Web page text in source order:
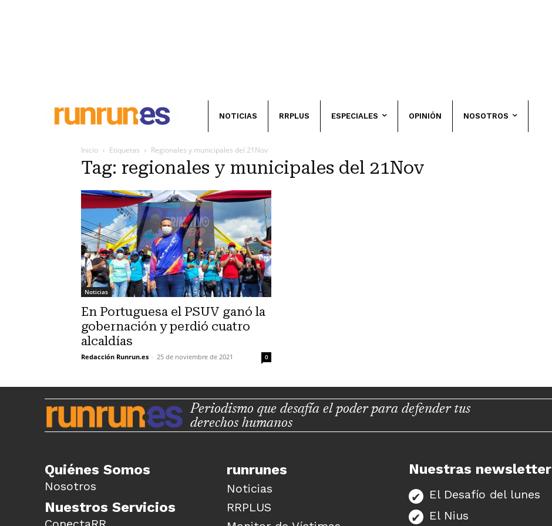
NOTICIAS RRPLUS ESPECIALES OPINIÓN NOSOTROS
Inicio Etiquetas Regionales y municipales del 21Nov
Tag: regionales y municipales del 21Nov
Noticias
En Portuguesa el PSUV ganó la
gobernación y perdió cuatro
alcaldías
Redacción Runrun.es - 25 de noviembre de 2021 0
Periodismo que desafía el poder para defender tus
derechos humanos
Quiénes Somos
Nosotros
Nuestros Servicios
runrunes
Noticias
RRPLUS
Nuestras newsletter
El Desafío del lunes
El Nius